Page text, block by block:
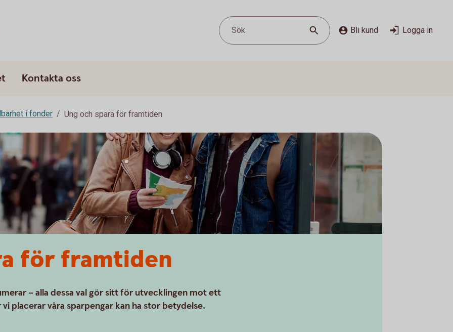
Sök Bli kund Logga in
Kontakta oss
i fonder Ung och spara för framtiden
för framtiden
– alla dessa val gör sitt för utvecklingen mot ett
placerar våra sparpengar kan ha stor betydelse.